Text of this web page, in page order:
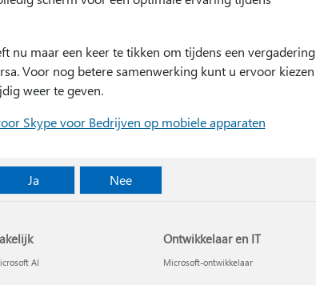
nu maar een keer te tikken om tijdens een vergadering
Voor nog betere samenwerking kunt u ervoor kiezen
weer te geven.
Skype voor Bedrijven op mobiele apparaten
Ja Nee
AI
Ontwikkelaar en IT
Microsoft-ontwikkelaar